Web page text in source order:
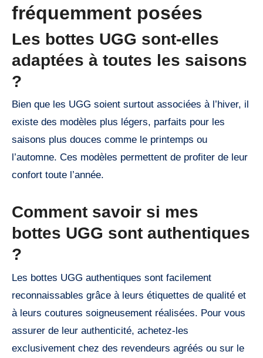
fréquemment posées
Les bottes UGG sont-elles
adaptées à toutes les saisons
?
Bien que les UGG soient surtout associées à l’hiver, il
existe des modèles plus légers, parfaits pour les
saisons plus douces comme le printemps ou
l’automne. Ces modèles permettent de profiter de leur
confort toute l’année.
Comment savoir si mes
bottes UGG sont authentiques
?
Les bottes UGG authentiques sont facilement
reconnaissables grâce à leurs étiquettes de qualité et
à leurs coutures soigneusement réalisées. Pour vous
assurer de leur authenticité, achetez-les
exclusivement chez des revendeurs agréés ou sur le